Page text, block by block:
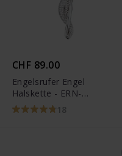
CHF 89.00
Engelsrufer Engel
Halskette - ERN-
LILANGEL 18